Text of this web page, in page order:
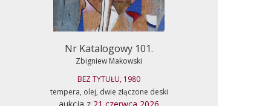
Nr Katalogowy 101.
Zbigniew Makowski
BEZ TYTUŁU, 1980
tempera, olej, dwie złączone deski
aukcja z 21 czerwca 2026